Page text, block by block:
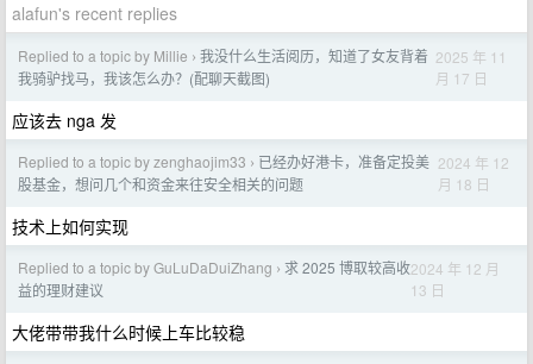
alafun's recent replies
Replied to a topic by Millie › 我没什么生活阅历，知道了女友背着
我骑驴找马，我该怎么办？(配聊天截图)
2025 年 11
月 17 日
应该去 nga 发
Replied to a topic by zenghaojim33 › 已经办好港卡，准备定投美
股基金，想问几个和资金来往安全相关的问题
2024 年 12
月 18 日
技术上如何实现
Replied to a topic by GuLuDaDuiZhang › 求 2025 博取较高收
益的理财建议
2024 年 12 月
13 日
大佬带带我什么时候上车比较稳